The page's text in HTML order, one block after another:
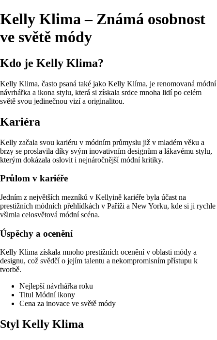
Kelly Klima – Známá osobnost
ve světě módy
Kdo je Kelly Klima?
Kelly Klima, často psaná také jako Kelly Klíma, je renomovaná módní
návrhářka a ikona stylu, která si získala srdce mnoha lidí po celém
světě svou jedinečnou vizí a originalitou.
Kariéra
Kelly začala svou kariéru v módním průmyslu již v mladém věku a
brzy se proslavila díky svým inovativním designům a lákavému stylu,
kterým dokázala oslovit i nejnáročnější módní kritiky.
Průlom v kariéře
Jedním z největších mezníků v Kellyině kariéře byla účast na
prestižních módních přehlídkách v Paříži a New Yorku, kde si ji rychle
všimla celosvětová módní scéna.
Úspěchy a ocenění
Kelly Klima získala mnoho prestižních ocenění v oblasti módy a
designu, což svědčí o jejím talentu a nekompromisním přístupu k
tvorbě.
Nejlepší návrhářka roku
Titul Módní ikony
Cena za inovace ve světě módy
Styl Kelly Klima